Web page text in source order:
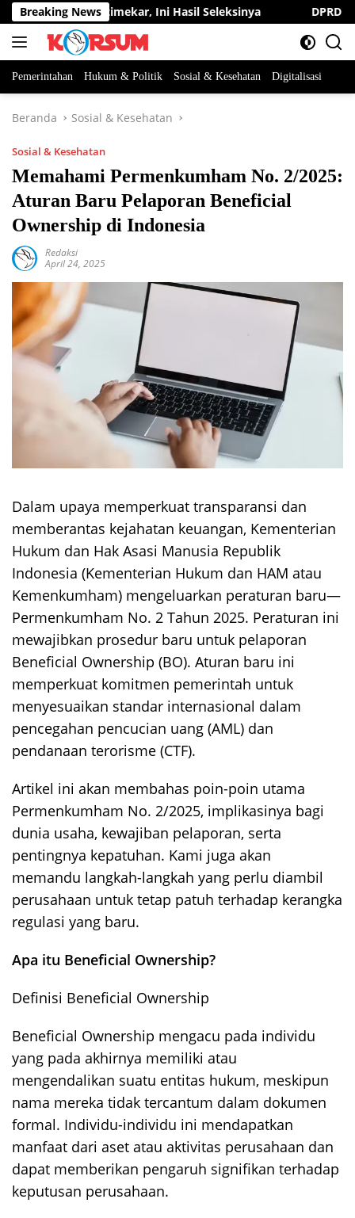
Langsung
ke
konten
Breaking News
Jatimekar, Ini Hasil Seleksinya DPRD Sumedang
Pemerintahan Hukum & Politik Sosial & Kesehatan Digitalisasi
Beranda Sosial & Kesehatan
Sosial & Kesehatan
Memahami Permenkumham No. 2/2025:
Aturan Baru Pelaporan Beneficial
Ownership di Indonesia
Redaksi
April 24, 2025
Dalam upaya memperkuat transparansi dan
memberantas kejahatan keuangan, Kementerian
Hukum dan Hak Asasi Manusia Republik
Indonesia (Kementerian Hukum dan HAM atau
Kemenkumham) mengeluarkan peraturan baru—
Permenkumham No. 2 Tahun 2025. Peraturan ini
mewajibkan prosedur baru untuk pelaporan
Beneficial Ownership (BO). Aturan baru ini
memperkuat komitmen pemerintah untuk
menyesuaikan standar internasional dalam
pencegahan pencucian uang (AML) dan
pendanaan terorisme (CTF).
Artikel ini akan membahas poin-poin utama
Permenkumham No. 2/2025, implikasinya bagi
dunia usaha, kewajiban pelaporan, serta
pentingnya kepatuhan. Kami juga akan
memandu langkah-langkah yang perlu diambil
perusahaan untuk tetap patuh terhadap kerangka
regulasi yang baru.
Apa itu Beneficial Ownership?
Definisi Beneficial Ownership
Beneficial Ownership mengacu pada individu
yang pada akhirnya memiliki atau
mengendalikan suatu entitas hukum, meskipun
nama mereka tidak tercantum dalam dokumen
formal. Individu-individu ini mendapatkan
manfaat dari aset atau aktivitas perusahaan dan
dapat memberikan pengaruh signifikan terhadap
keputusan perusahaan.